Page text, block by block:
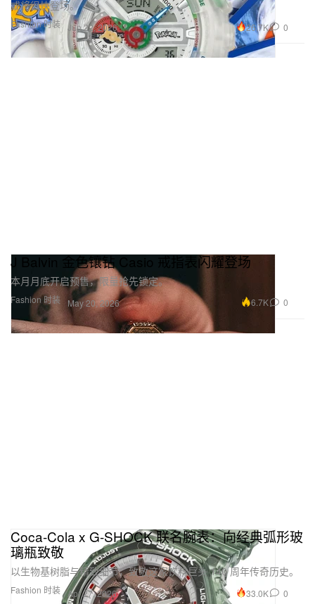
Fashion 时装
或将很快登场。
Jun 22, 2026 26.7K 0
Fashion 时装
J Balvin 金色镶钻 Casio 戒指表闪耀登场
本月月底开启预售，限量抢先锁定。
May 20, 2026 6.7K 0
Fashion 时装
Coca-Cola x G-SHOCK 联名腕表：向经典弧形玻
璃瓶致敬
以生物基树脂与精致细节，致敬这家饮料巨头 140 周年传奇历史。
Apr 27, 2026 33.0K 0